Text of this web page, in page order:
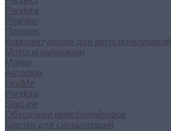
Pandora
Pharaon
Призрак
Комплектующие для автосигнализаций
Мотосигнализации
Маяки
Автофон
FindMe
Pandora
StarLine
Обходчики иммобилайзеров
Брелки для сигнализаций